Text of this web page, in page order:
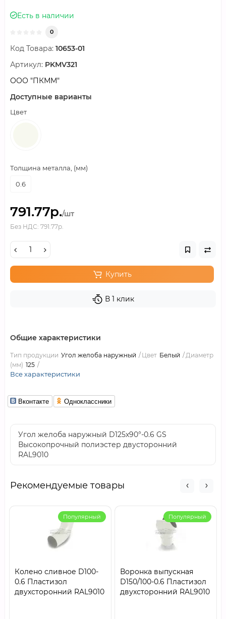
Есть в наличии
0
Код Товара: 10653-01
Артикул: PKМV321
ООО "ПКММ"
Доступные варианты
Цвет
Толщина металла, (мм)
0.6
791.77р./шт
Без НДС: 791.77р.
Купить
В 1 клик
Общие характеристики
Тип продукции Угол желоба наружный Цвет Белый
Диаметр
(мм) 125
Все характеристики
Вконтакте Одноклассники
Угол желоба наружный D125х90°-0.6 GS
Высокопрочный полиэстер двусторонний
RAL9010
Рекомендуемые товары
Популярный
Колено сливное D100-
0.6 Пластизол
двухсторонний RAL9010
Популярный
Воронка выпускная
D150/100-0.6 Пластизол
двухсторонний RAL9010